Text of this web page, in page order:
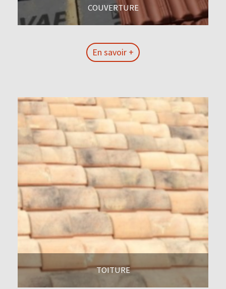
COUVERTURE
En savoir +
TOITURE